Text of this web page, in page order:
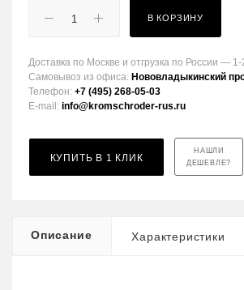
В КОРЗИНУ
Доставка по Москве и отгрузка по России —
Самовывоз из офиса: Нововладыкинский
Телефон: +7 (495) 268-05-03
E-mail: info@kromschroder-rus.ru
КУПИТЬ В 1 КЛИК
НАШЛИ
ДЕШЕВЛЕ?
Описание Характеристики